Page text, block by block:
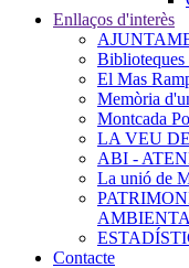
Enllaços d'interès
Biblioteques
El Mas
Memòria
Montcada
LA VEU
ABI -
La unió de
Contacte